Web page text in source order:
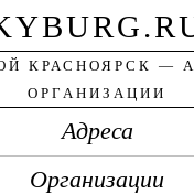
КРАСНОЯРСК —
ОРГАНИЗАЦИИ
Адреса
Организации